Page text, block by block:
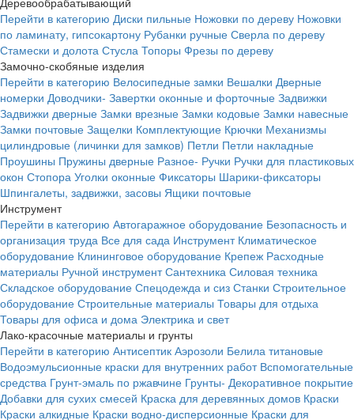
Перейти в категорию Диски пильные Ножовки по дереву Ножовки
по ламинату, гипсокартону Рубанки ручные Сверла по дереву
Стамески и долота Стусла Топоры Фрезы по дереву
Замочно-скобяные изделия
Перейти в категорию Велосипедные замки Вешалки Дверные
номерки Доводчики- Завертки оконные и форточные Задвижки
Задвижки дверные Замки врезные Замки кодовые Замки навесные
Замки почтовые Защелки Комплектующие Крючки Механизмы
цилиндровые (личинки для замков) Петли Петли накладные
Проушины Пружины дверные Разное- Ручки Ручки для пластиковых
окон Стопора Уголки оконные Фиксаторы Шарики-фиксаторы
Шпингалеты, задвижки, засовы Ящики почтовые
Инструмент
Перейти в категорию Автогаражное оборудование Безопасность и
организация труда Все для сада Инструмент Климатическое
оборудование Клининговое оборудование Крепеж Расходные
материалы Ручной инструмент Сантехника Силовая техника
Складское оборудование Спецодежда и сиз Станки Строительное
оборудование Строительные материалы Товары для отдыха
Товары для офиса и дома Электрика и свет
Лако-красочные материалы и грунты
Перейти в категорию Антисептик Аэрозоли Белила титановые
Водоэмульсионные краски для внутренних работ Вспомогательные
средства Грунт-эмаль по ржавчине Грунты- Декоративное покрытие
Добавки для сухих смесей Краска для деревянных домов Краски
Краски алкидные Краски водно-дисперсионные Краски для